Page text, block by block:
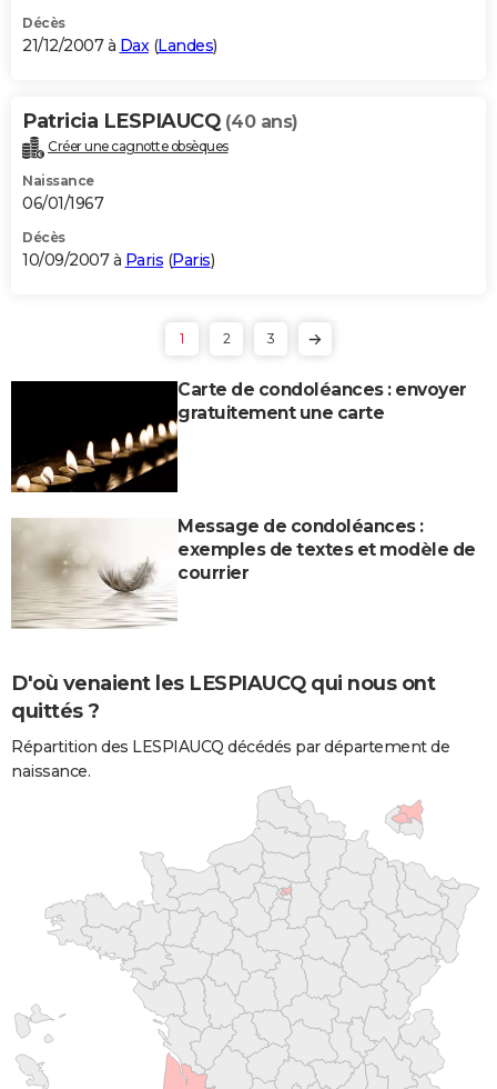
Décès
21/12/2007 à Dax(Landes)
Patricia LESPIAUCQ (40 ans)
Créer une cagnotte obsèques
Naissance
06/01/1967
Décès
10/09/2007 à Paris (Paris)
1 2 3
Carte de condoléances : envoyer
gratuitement une carte
Message de condoléances :
exemples de textes et modèle de
courrier
D'où venaient les LESPIAUCQ qui nous ont
quittés ?
Répartition des LESPIAUCQ décédés par département de
naissance.